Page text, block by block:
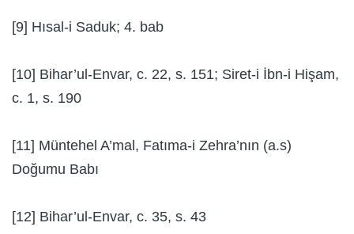
[9] Hısal-i Saduk; 4. bab
[10] Bihar’ul-Envar, c. 22, s. 151; Siret-i İbn-i Hişam,
c. 1, s. 190
[11] Müntehel A’mal, Fatıma-i Zehra’nın (a.s)
Doğumu Babı
[12] Bihar’ul-Envar, c. 35, s. 43